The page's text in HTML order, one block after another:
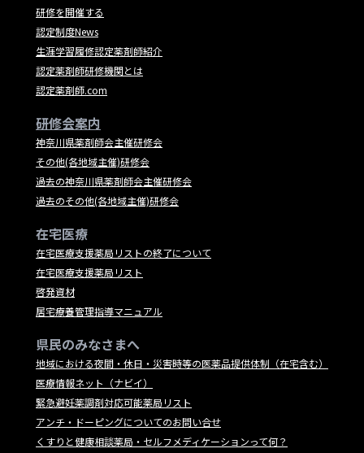
研修を開催する
認定制度News
生涯学習履修認定薬剤師紹介
認定薬剤師研修機関とは
認定薬剤師.com
研修会案内
神奈川県薬剤師会主催研修会
その他(各地域主催)研修会
過去の神奈川県薬剤師会主催研修会
過去のその他(各地域主催)研修会
在宅医療
在宅医療支援薬局リストの終了について
在宅医療支援薬局リスト
啓発資材
居宅療養管理指導マニュアル
県民のみなさまへ
地域における夜間・休日・災害時等の医薬品提供体制（在宅含む）
医療情報ネット（ナビイ）
緊急避妊薬調剤対応可能薬局リスト
アンチ・ドーピングについてのお問い合せ
くすりと健康相談薬局・セルフメディケーションって何？